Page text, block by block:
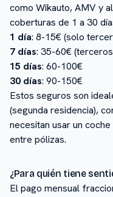
como Wikauto, AMV y
coberturas de 1 a 30
1 día: 8-15€ (solo
7 días: 35-60€
15 días: 60-100€
30 días: 90-150€
Estos seguros son
(segunda residencia),
necesitan usar un
entre pólizas.
¿Para quién tiene
El pago mensual